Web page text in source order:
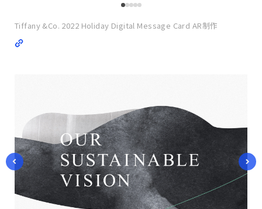
Tiffany &Co. 2022 Holiday Digital Message Card AR制作